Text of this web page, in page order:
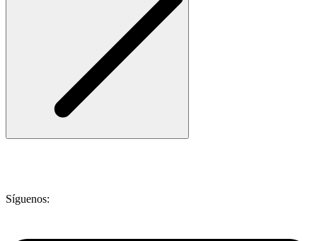
Síguenos: